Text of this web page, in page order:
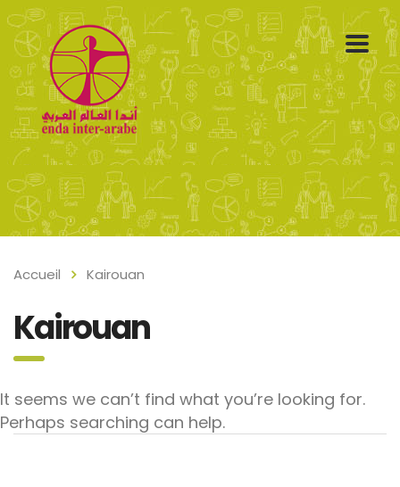
Accueil Kairouan
Kairouan
It seems we can’t find what you’re looking for.
Perhaps searching can help.